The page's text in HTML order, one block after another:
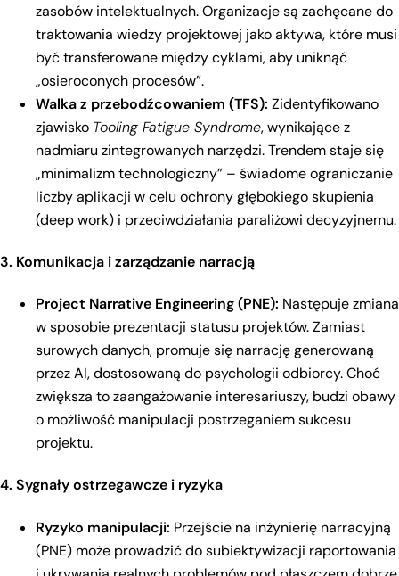
zasobów intelektualnych. Organizacje są zachęcane do
traktowania wiedzy projektowej jako aktywa, które musi
być transferowane między cyklami, aby uniknąć
„osieroconych procesów”.
Walka z przebodźcowaniem (TFS): Zidentyfikowano
zjawisko Tooling Fatigue Syndrome, wynikające z
nadmiaru zintegrowanych narzędzi. Trendem staje się
„minimalizm technologiczny” – świadome ograniczanie
liczby aplikacji w celu ochrony głębokiego skupienia
(deep work) i przeciwdziałania paraliżowi decyzyjnemu.
3. Komunikacja i zarządzanie narracją
Project Narrative Engineering (PNE): Następuje zmiana
w sposobie prezentacji statusu projektów. Zamiast
surowych danych, promuje się narrację generowaną
przez AI, dostosowaną do psychologii odbiorcy. Choć
zwiększa to zaangażowanie interesariuszy, budzi obawy
o możliwość manipulacji postrzeganiem sukcesu
projektu.
4. Sygnały ostrzegawcze i ryzyka
Ryzyko manipulacji: Przejście na inżynierię narracyjną
(PNE) może prowadzić do subiektywizacji raportowania